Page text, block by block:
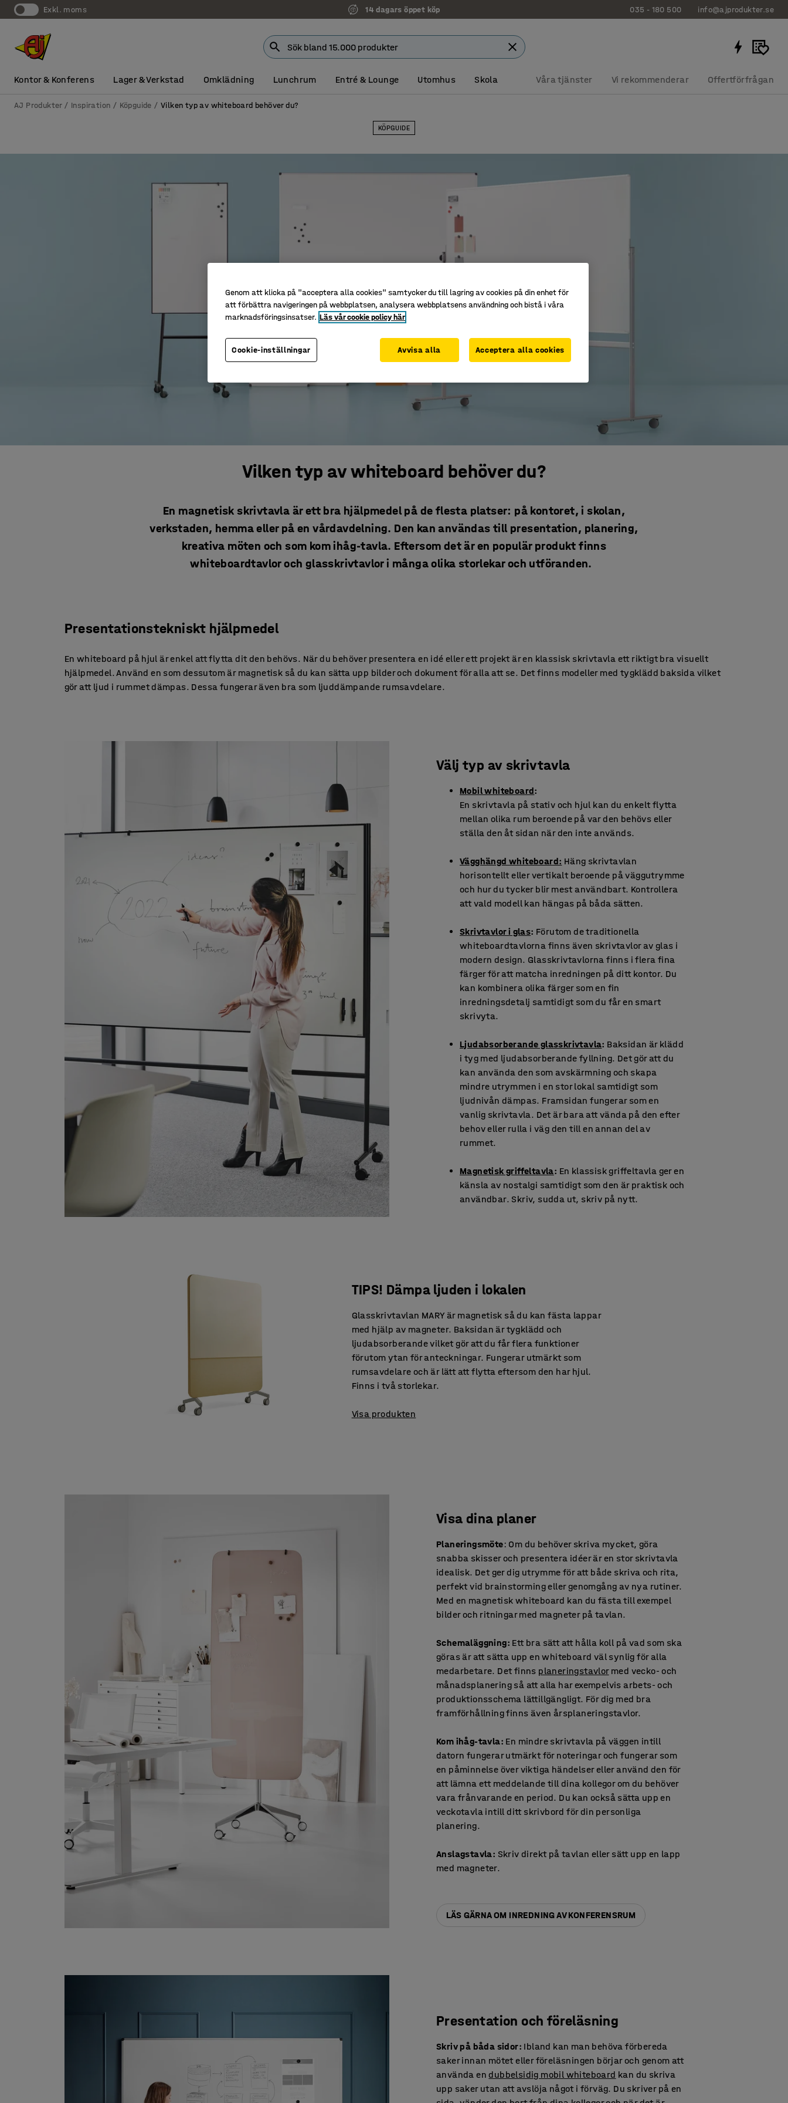
exkl. moms Faktura för företag 035 - 180 500 info@ajprodukter.se
Kontor & Konferens Lager & Verkstad Omklädning Lunchrum Entré & Lounge Utomhus Skola Våra tjänster Vi rekommenderar Offertförfrågan
AJ Produkter Inspiration Köpguide Vilken typ av whiteboard behöver du?
KÖPGUIDE
Vilken typ av whiteboard behöver du?
En magnetisk skrivtavla är ett bra hjälpmedel på de flesta platser: på kontoret, i skolan,
verkstaden, hemma eller på en vårdavdelning. Den kan användas till presentation, planering,
kreativa möten och som kom ihåg-tavla. Eftersom det är en populär produkt finns
whiteboardtavlor och glasskrivtavlor i många olika storlekar och utföranden.
Presentationstekniskt hjälpmedel
En whiteboard på hjul är enkel att flytta dit den behövs. När du behöver presentera en idé eller ett projekt är en klassisk skrivtavla ett riktigt bra visuellt
hjälpmedel. Använd en som dessutom är magnetisk så du kan sätta upp bilder och dokument för alla att se. Det finns modeller med tygklädd baksida vilket
gör att ljud i rummet dämpas. Dessa fungerar även bra som ljuddämpande rumsavdelare.
Välj typ av skrivtavla
Mobil whiteboard:
En skrivtavla på stativ och hjul kan du enkelt flytta
mellan olika rum beroende på var den behövs eller
ställa den åt sidan när den inte används.
Vägghängd whiteboard: Häng skrivtavlan
horisontellt eller vertikalt beroende på väggutrymme
och hur du tycker blir mest användbart. Kontrollera
att vald modell kan hängas på båda sätten.
Skrivtavlor i glas: Förutom de traditionella
whiteboardtavlorna finns även skrivtavlor av glas i
modern design. Glasskrivtavlorna finns i flera fina
färger för att matcha inredningen på ditt kontor. Du
kan kombinera olika färger som en fin
inredningsdetalj samtidigt som du får en smart
skrivyta.
Ljudabsorberande glasskrivtavla: Baksidan är klädd
i tyg med ljudabsorberande fyllning. Det gör att du
kan använda den som avskärmning och skapa
mindre utrymmen i en stor lokal samtidigt som
ljudnivån dämpas. Framsidan fungerar som en
vanlig skrivtavla. Det är bara att vända på den efter
behov eller rulla i väg den till en annan del av
rummet.
Magnetisk griffeltavla: En klassisk griffeltavla ger en
känsla av nostalgi samtidigt som den är praktisk och
användbar. Skriv, sudda ut, skriv på nytt.
TIPS! Dämpa ljuden i lokalen
Glasskrivtavlan MARY är magnetisk så du kan fästa lappar
med hjälp av magneter. Baksidan är tygklädd och
ljudabsorberande vilket gör att du får flera funktioner
förutom ytan för anteckningar. Fungerar utmärkt som
rumsavdelare och är lätt att flytta eftersom den har hjul.
Finns i två storlekar.
Visa produkten
Visa dina planer
Planeringsmöte: Om du behöver skriva mycket, göra
snabba skisser och presentera idéer är en stor skrivtavla
idealisk. Det ger dig utrymme för att både skriva och rita,
perfekt vid brainstorming eller genomgång av nya rutiner.
Med en magnetisk whiteboard kan du fästa till exempel
bilder och ritningar med magneter på tavlan.
Schemaläggning: Ett bra sätt att hålla koll på vad som ska
göras är att sätta upp en whiteboard väl synlig för alla
medarbetare. Det finns planeringstavlormed vecko- och
månadsplanering så att alla har exempelvis arbets- och
produktionsschema lättillgängligt. För dig med bra
framförhållning finns även årsplaneringstavlor.
Kom ihåg-tavla: En mindre skrivtavla på väggen intill
datorn fungerar utmärkt för noteringar och fungerar som
en påminnelse över viktiga händelser eller använd den för
att lämna ett meddelande till dina kollegor om du behöver
vara frånvarande en period. Du kan också sätta upp en
veckotavla intill ditt skrivbord för din personliga
planering.
Anslagstavla: Skriv direkt på tavlan eller sätt upp en lapp
med magneter.
LÄS GÄRNA OM INREDNING AV KONFERENSRUM
Presentation och föreläsning
Skriv på båda sidor: Ibland kan man behöva förbereda
saker innan mötet eller föreläsningen börjar och genom att
använda endubbelsidig mobil whiteboard kan du skriva
upp saker utan att avslöja något i förväg. Du skriver på en
Genom att klicka på "acceptera alla cookies" samtycker du till lagring av cookies på din enhet för
att förbättra navigeringen på webbplatsen, analysera webbplatsens användning och bistå i våra
marknadsföringsinsatser. Läs vår cookie policy här
Cookie-inställningar Avvisa alla Acceptera alla cookies